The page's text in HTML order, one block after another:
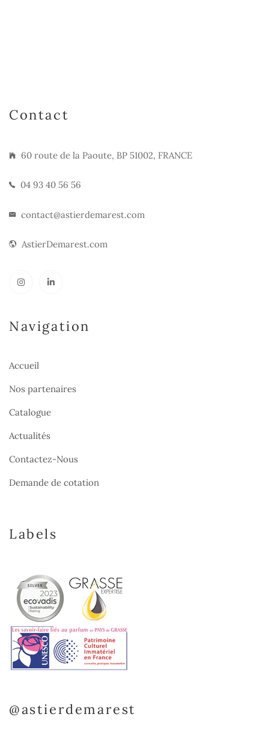
Contact
60 route de la Paoute, BP 51002, FRANCE
04 93 40 56 56
contact@astierdemarest.com
AstierDemarest.com
Navigation
Accueil
Nos partenaires
Catalogue
Actualités
Contactez-Nous
Demande de cotation
Labels
@astierdemarest